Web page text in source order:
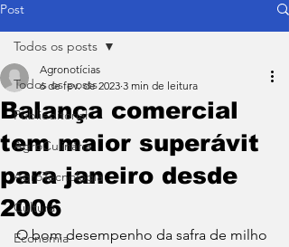
Post
Todos os posts
Publieditorial
AgroCulinária
AgroTecnologia
Cultura
Economia
Todos os posts
Balança comercial
tem maior superávit
para janeiro desde
2006
Agronotícias
6 de fev. de 2023 3 min de leitura
O bom desempenho da safra de milho